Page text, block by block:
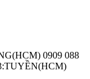
0909 088